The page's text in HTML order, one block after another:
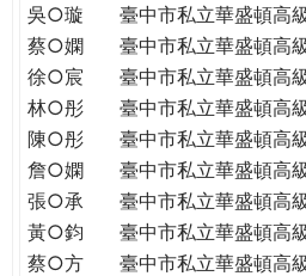
吳○璇
臺中市私立華盛頓高
蔡○嫻
臺中市私立華盛頓高
徐○宸
臺中市私立華盛頓高
林○彤
臺中市私立華盛頓高
陳○彤
臺中市私立華盛頓高
詹○嫻
臺中市私立華盛頓高
張○承
臺中市私立華盛頓高
黃○鈞
臺中市私立華盛頓高
蔡○方
臺中市私立華盛頓高